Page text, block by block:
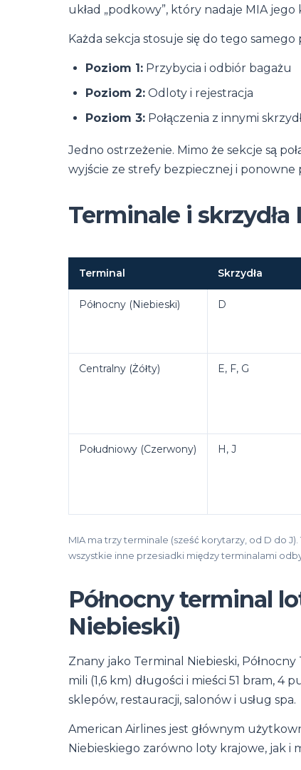
układ „podkowy”, który nadaje MIA jego
Każda sekcja stosuje się do tego
Poziom 1: Przybycia i odbiór bagażu
Poziom 2: Odloty i rejestracja
Poziom 3: Połączenia z innymi
Jedno ostrzeżenie. Mimo że sekcje są
wyjście ze strefy bezpiecznej i
Terminale i
Terminal Skrzydła
Północny (Niebieski) D
Centralny (Żółty) E, F, G
Południowy (Czerwony) H, J
MIA ma trzy terminale (sześć korytarzy, od D do
wszystkie inne przesiadki między terminalami
Północny terminal
Niebieski)
Znany jako Terminal Niebieski, Północny
mili (1,6 km) długości i mieści 51 bram,
sklepów, restauracji, salonów i usług spa.
American Airlines jest głównym
Niebieskiego zarówno loty krajowe, jak i